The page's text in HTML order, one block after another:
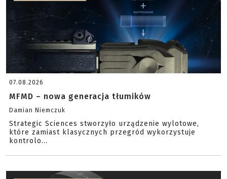
07.08.2026
MFMD – nowa generacja tłumików
Damian Niemczuk
Strategic Sciences stworzyło urządzenie wylotowe,
które zamiast klasycznych przegród wykorzystuje
kontrolo...